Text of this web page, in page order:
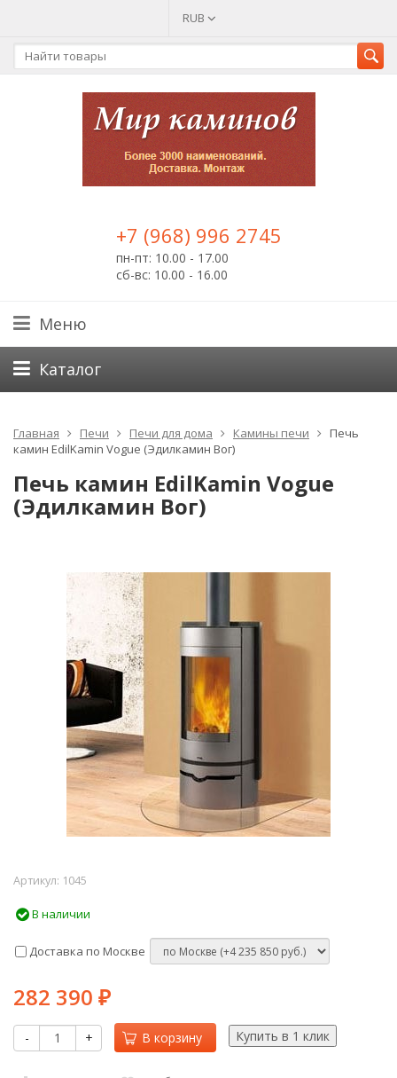
RUB
+7 (968) 996 2745
пн-пт: 10.00 - 17.00
сб-вс: 10.00 - 16.00
Меню
Каталог
Главная Печи Печи для дома Камины печи
Печь
камин EdilKamin Vogue (Эдилкамин Вог)
Печь камин EdilKamin Vogue
(Эдилкамин Вог)
Артикул: 1045
В наличии
Доставка по Москве
282 390 ₽
- + В корзину